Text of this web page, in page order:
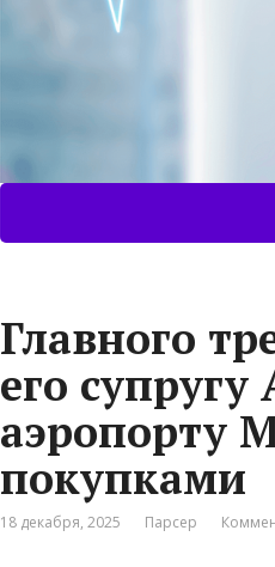
Главного
его
аэропорту
покупками
18 декабря, 2025 Парсер